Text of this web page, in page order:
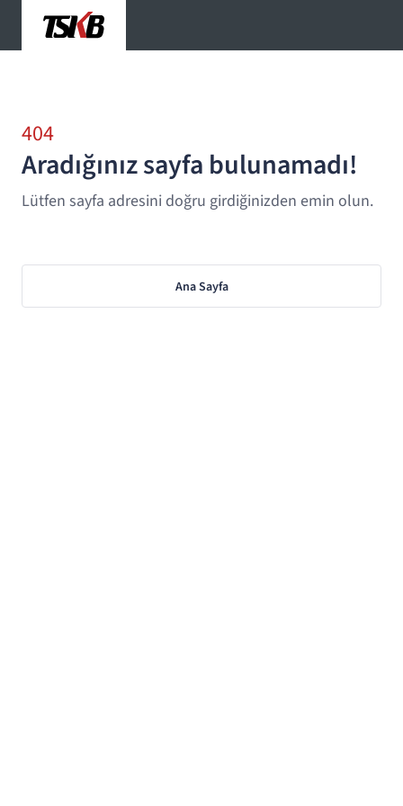
404
Aradığınız sayfa bulunamadı!
Lütfen sayfa adresini doğru girdiğinizden emin olun.
Ana Sayfa